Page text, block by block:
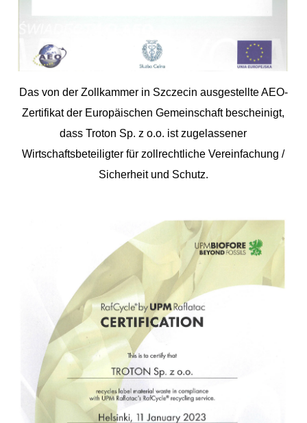
Das von der Zollkammer in Szczecin ausgestellte AEO-
Zertifikat der Europäischen Gemeinschaft bescheinigt,
dass Troton Sp. z o.o. ist zugelassener
Wirtschaftsbeteiligter für zollrechtliche Vereinfachung /
Sicherheit und Schutz.